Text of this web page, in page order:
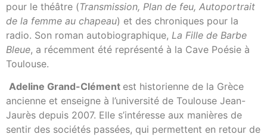
pour le théâtre (Transmission, Plan de feu, Autoportrait
de la femme au chapeau) et des chroniques pour la
radio. Son roman autobiographique, La Fille de Barbe
Bleue, a récemment été représenté à la Cave Poésie à
Toulouse.
Adeline Grand-Clément est historienne de la Grèce
ancienne et enseigne à l’université de Toulouse Jean-
Jaurès depuis 2007. Elle s’intéresse aux manières de
sentir des sociétés passées, qui permettent en retour de